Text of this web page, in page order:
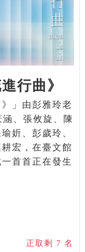
行曲》
」由彭雅玲老
、張攸旋、陳
妡、彭歲玲、
宏，在臺文館
首首正在發生
正取剩 7 名